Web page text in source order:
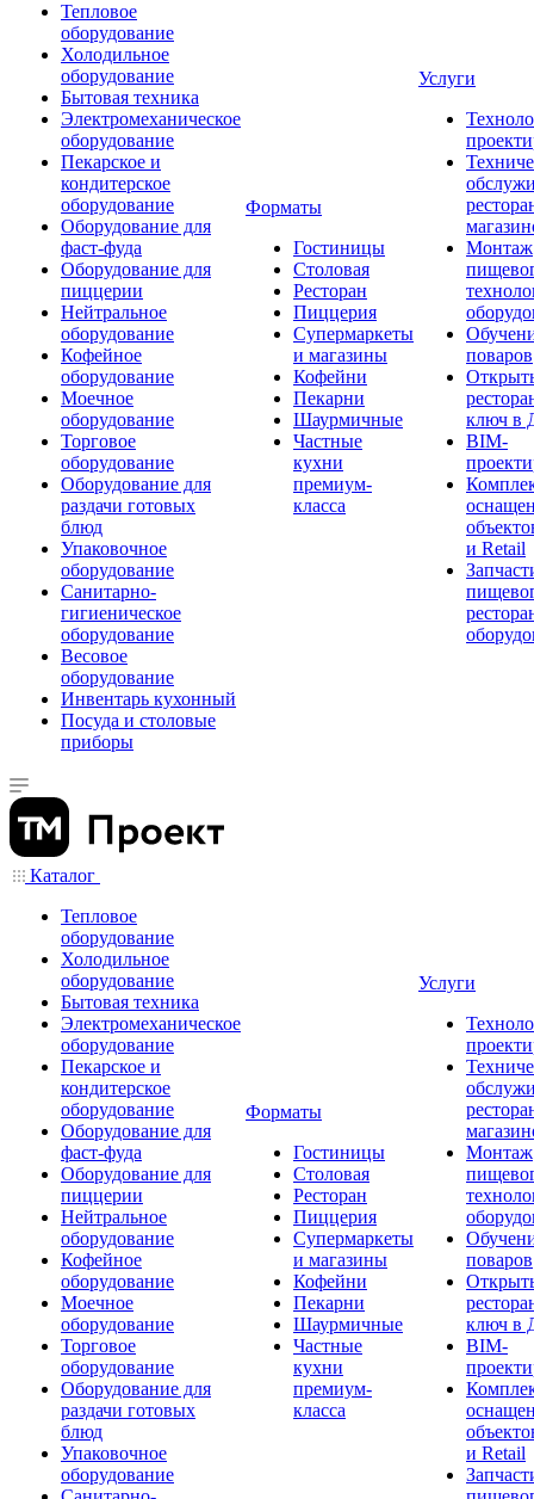
Тепловое
оборудование
Холодильное
оборудование
Бытовая техника
Электромеханическое
оборудование
Пекарское и
кондитерское
оборудование
Оборудование для
фаст-фуда
Оборудование для
пиццерии
Нейтральное
оборудование
Кофейное
оборудование
Моечное
оборудование
Торговое
оборудование
Оборудование для
раздачи готовых
блюд
Упаковочное
оборудование
Санитарно-
гигиеническое
оборудование
Весовое
оборудование
Инвентарь кухонный
Посуда и столовые
приборы
Форматы
Гостиницы
Столовая
Ресторан
Пиццерия
Супермаркеты
и магазины
Кофейни
Пекарни
Шаурмичные
Частные
кухни
премиум-
класса
Услуги
Монтаж
поваров
ключ в
BIM-
и Retail
Каталог
Тепловое
оборудование
Холодильное
оборудование
Бытовая техника
Электромеханическое
оборудование
Пекарское и
кондитерское
оборудование
Оборудование для
фаст-фуда
Оборудование для
пиццерии
Нейтральное
оборудование
Кофейное
оборудование
Моечное
оборудование
Торговое
оборудование
Оборудование для
раздачи готовых
блюд
Упаковочное
оборудование
Форматы
Гостиницы
Столовая
Ресторан
Пиццерия
Супермаркеты
и магазины
Кофейни
Пекарни
Шаурмичные
Частные
кухни
премиум-
класса
Услуги
Монтаж
поваров
ключ в
BIM-
и Retail